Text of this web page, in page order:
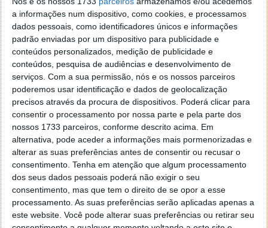
a informações num dispositivo, como cookies, e processamos
dados pessoais, como identificadores únicos e informações
padrão enviadas por um dispositivo para publicidade e
conteúdos personalizados, medição de publicidade e
conteúdos, pesquisa de audiências e desenvolvimento de
serviços. Com a sua permissão, nós e os nossos parceiros
poderemos usar identificação e dados de geolocalização
precisos através da procura de dispositivos. Poderá clicar para
consentir o processamento por nossa parte e pela parte dos
nossos 1733 parceiros, conforme descrito acima. Em
alternativa, pode aceder a informações mais pormenorizadas e
alterar as suas preferências antes de consentir ou recusar o
consentimento. Tenha em atenção que algum processamento
dos seus dados pessoais poderá não exigir o seu
consentimento, mas que tem o direito de se opor a esse
processamento. As suas preferências serão aplicadas apenas a
este website. Você pode alterar suas preferências ou retirar seu
gravar em slow-motion a 960 fps, de gravar sem
limitações, de captar fotografias até 200
megapíxeis, de gravação de vídeos 4K HDR em
simultâneo com captação de fotografias de 64 MP,
entre outras novidades. Além disso, este novo
processador apresenta um desempenho muito
superior, visto quepermite a captação de imagem
numa resolução com 4 vezes mais pixeis que a
anterior tecnologia de 4K.
Apesar de não ser novo, uma vez que a Nokia já tinha
tentado uma primeira incursão nesta resolução com
o 808 Pureview, em 2012, usando para isso o modo
Time-lapse, a verdade é que só agora estão
recolhidas as condições necessárias para que esta
tecnologia seja utilizada.